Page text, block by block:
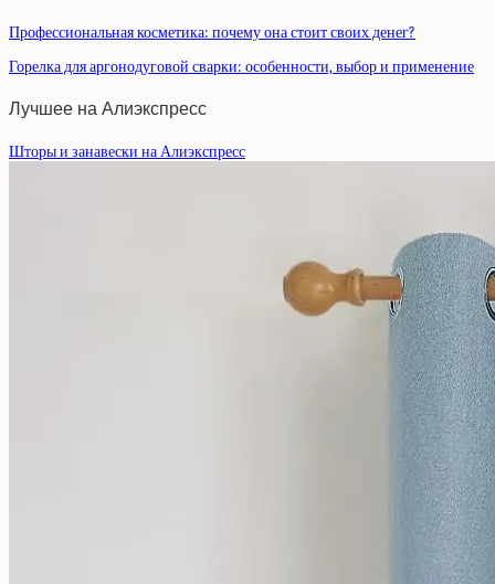
Профессиональная косметика: почему она стоит своих денег?
Горелка для аргонодуговой сварки: особенности, выбор и применение
Лучшее на Алиэкспресс
Шторы и занавески на Алиэкспресс